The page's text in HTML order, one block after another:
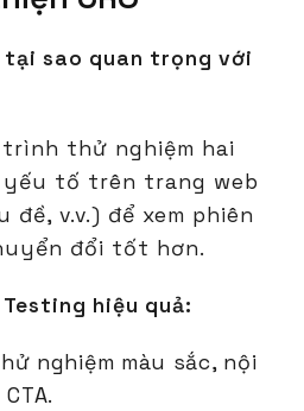
tại sao quan trọng với
thử nghiệm hai
yếu tố trên trang web
đề, v.v.) để xem phiên
đổi tốt hơn.
hiệu quả:
nghiệm màu sắc, nội